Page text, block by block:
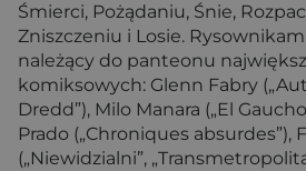
Śmierci, Pożądaniu, Śnie,
Zniszczeniu i Losie.
należący do panteonu
komiksowych: Glenn Fabry
Dredd”), Milo Manara („El
Prado („Chroniques absurdes”),
(„Niewidzialni”,